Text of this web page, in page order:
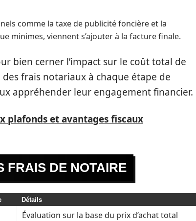
comme la taxe de publicité foncière et la
minimes, viennent s’ajouter à la facture finale.
bien cerner l’impact sur le coût total de
frais notariaux à chaque étape de
appréhender leur engagement financier.
plafonds et avantages fiscaux
FRAIS DE NOTAIRE
Détails
Évaluation sur la base du prix d’achat total